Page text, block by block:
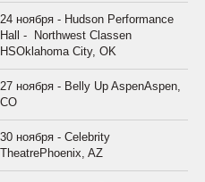
24 ноября - Hudson Performance
Hall - Northwest Classen
HSOklahoma City, OK
27 ноября - Belly Up AspenAspen,
CO
30 ноября - Celebrity
TheatrePhoenix, AZ